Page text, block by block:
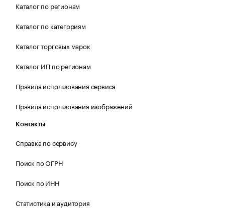
Каталог по регионам
Каталог по категориям
Каталог торговых марок
Каталог ИП по регионам
Правила использования сервиса
Правила использования изображений
Контакты
Справка по сервису
Поиск по ОГРН
Поиск по ИНН
Статистика и аудитория